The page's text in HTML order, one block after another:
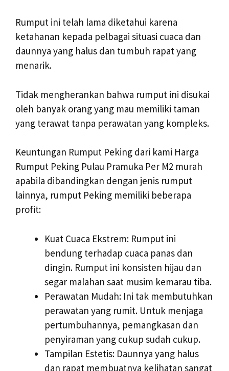
Rumput ini telah lama diketahui karena
ketahanan kepada pelbagai situasi cuaca dan
daunnya yang halus dan tumbuh rapat yang
menarik.
Tidak mengherankan bahwa rumput ini disukai
oleh banyak orang yang mau memiliki taman
yang terawat tanpa perawatan yang kompleks.
Keuntungan Rumput Peking dari kami Harga
Rumput Peking Pulau Pramuka Per M2 murah
apabila dibandingkan dengan jenis rumput
lainnya, rumput Peking memiliki beberapa
profit:
Kuat Cuaca Ekstrem: Rumput ini
bendung terhadap cuaca panas dan
dingin. Rumput ini konsisten hijau dan
segar malahan saat musim kemarau tiba.
Perawatan Mudah: Ini tak membutuhkan
perawatan yang rumit. Untuk menjaga
pertumbuhannya, pemangkasan dan
penyiraman yang cukup sudah cukup.
Tampilan Estetis: Daunnya yang halus
dan rapat membuatnya kelihatan sangat